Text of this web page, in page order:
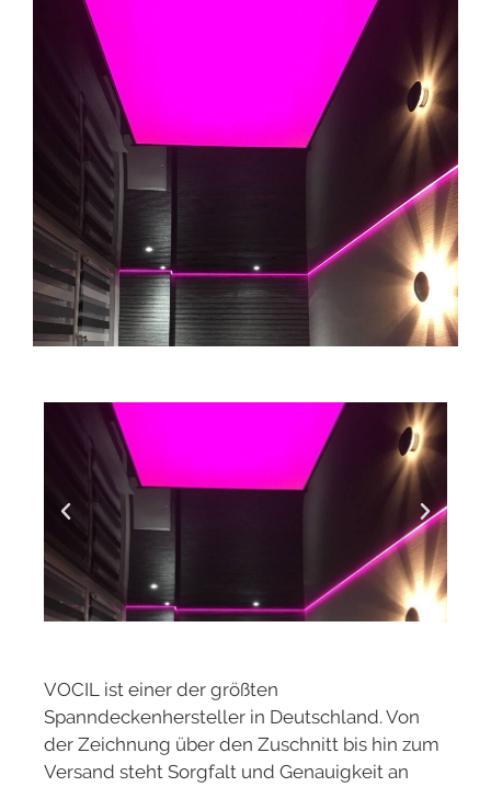
VOCIL ist einer der größten
Spanndeckenhersteller in Deutschland. Von
der Zeichnung über den Zuschnitt bis hin zum
Versand steht Sorgfalt und Genauigkeit an